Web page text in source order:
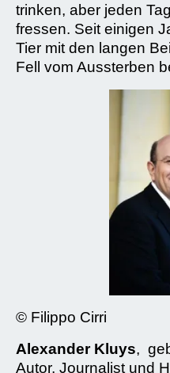
trinken, aber jeden
fressen. Seit einigen
Tier mit den langen
Fell vom Aussterben
© Filippo Cirri
Alexander Kluys,
Autor, Journalist und